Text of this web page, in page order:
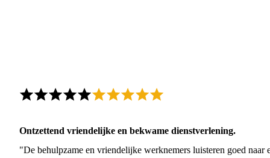
Ontzettend vriendelijke en bekwame dienstverlening.
"De behulpzame en vriendelijke werknemers luisteren goed naar